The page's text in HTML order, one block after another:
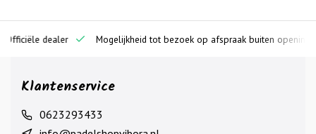
dealer Mogelijkheid tot bezoek op afspraak buiten openingstijden
Klantenservice
0623293433